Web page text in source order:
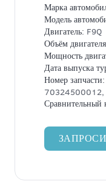
Марка
Модель
Двигатель: F9Q
Объём
Мощность
Дата выпуска
Номер запчасти:
Сравнительный